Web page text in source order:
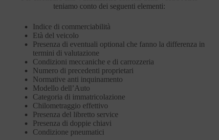
teniamo conto dei seguenti elementi:
Indice di commerciabilità
Età del veicolo
Presenza di eventuali optional che fanno la differenza in
termini di valutazione
Condizioni meccaniche e di carrozzeria
Numero di precedenti proprietari
Normative anti inquinamento
Modello dell’Auto
Categoria di immatricolazione
Chilometraggio effettivo
Presenza del libretto service
Presenza di doppie chiavi
Condizione pneumatici